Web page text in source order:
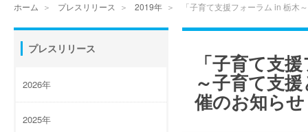
ホーム ＞ プレスリリース ＞ 2019年 ＞ 「子育て支援フォーラム in 栃木
プレスリリース
2026年
2025年
「子育て支
～子育て支
催のお知らせ